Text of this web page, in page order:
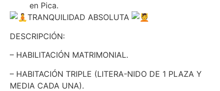
en Pica.
TRANQUILIDAD ABSOLUTA
DESCRIPCIÓN:
– HABILITACIÓN MATRIMONIAL.
– HABITACIÓN TRIPLE (LITERA-NIDO DE 1 PLAZA Y
MEDIA CADA UNA).